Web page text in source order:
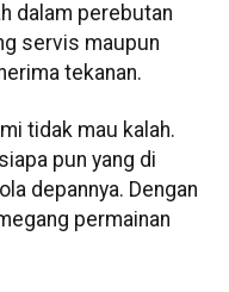
dalam perebutan
servis maupun
tekanan.
tidak mau kalah.
pun yang di
depannya. Dengan
permainan